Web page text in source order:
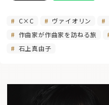
C×C ヴァイオリン
作曲家が作曲家を訪ねる旅
石上真由子